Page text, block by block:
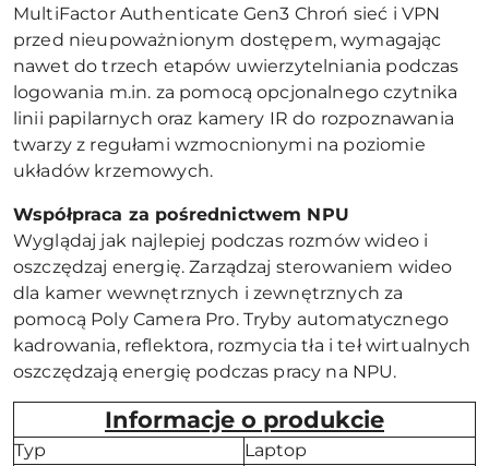
MultiFactor Authenticate Gen3 Chroń sieć i VPN
przed nieupoważnionym dostępem, wymagając
nawet do trzech etapów uwierzytelniania podczas
logowania m.in. za pomocą opcjonalnego czytnika
linii papilarnych oraz kamery IR do rozpoznawania
twarzy z regułami wzmocnionymi na poziomie
układów krzemowych.
Współpraca za pośrednictwem NPU
Wyglądaj jak najlepiej podczas rozmów wideo i
oszczędzaj energię. Zarządzaj sterowaniem wideo
dla kamer wewnętrznych i zewnętrznych za
pomocą Poly Camera Pro. Tryby automatycznego
kadrowania, reflektora, rozmycia tła i teł wirtualnych
oszczędzają energię podczas pracy na NPU.
Informacje o produkcie
Typ Laptop